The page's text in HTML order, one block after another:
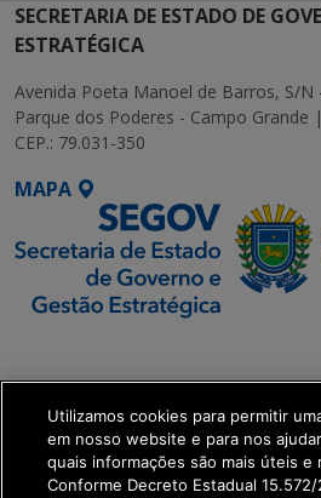
SECRETARIA DE ESTADO DE
ESTRATÉGICA
Avenida Poeta Manoel de Barros, S/N
Parque dos Poderes - Campo Grande
CEP.: 79.031-350
MAPA
Executiva de
Transformação Digital
get_footer();
Utilizamos cookies para permitir
em nosso website e para nos
quais informações são mais úteis e
Conforme Decreto Estadual